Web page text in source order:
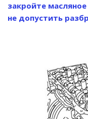
закройте
не допустить